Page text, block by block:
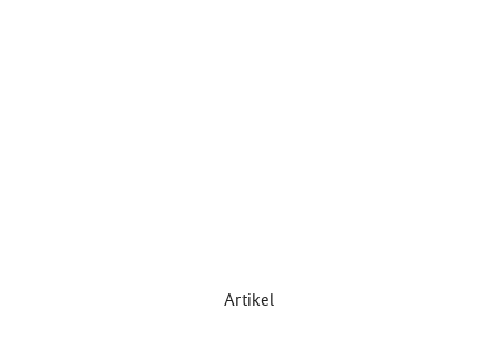
Artikel